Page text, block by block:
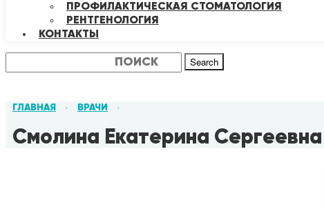
ПРОФИЛАКТИЧЕСКАЯ СТОМАТОЛОГИЯ
РЕНТГЕНОЛОГИЯ
КОНТАКТЫ
Search
ГЛАВНАЯ • ВРАЧИ •
Смолина Екатерина Сергеевна